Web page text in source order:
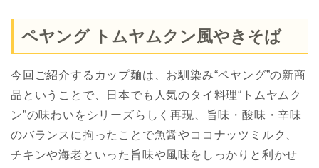
ペヤング トムヤムクン風やきそば
今回ご紹介するカップ麺は、お馴染み“ペヤング”の新商
品ということで、日本でも人気のタイ料理“トムヤムク
ン”の味わいをシリーズらしく再現、旨味・酸味・辛味
のバランスに拘ったことで魚醤やココナッツミルク、
チキンや海老といった旨味や風味をしっかりと利かせ